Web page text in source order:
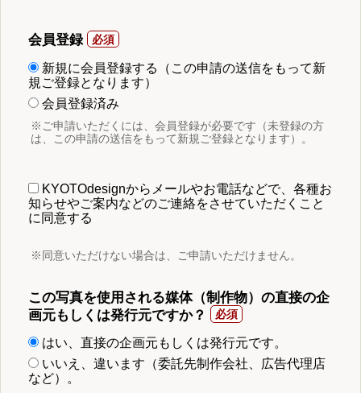
会員登録
新規に会員登録する（この申請の送信をもって新
規ご登録となります）
会員登録済み
※ご申請いただくには、会員登録が必要です（未登録の方
は、この申請の送信をもって新規ご登録となります）。
KYOTOdesignからメールやお電話などで、各種お
知らせやご案内などのご連絡をさせていただくこと
に同意する
※同意いただけない場合は、ご申請いただけません。
この写真を使用される媒体（制作物）の直接の企
画元もしくは発行元ですか？
はい、直接の企画元もしくは発行元です。
いいえ、違います（委託先制作会社、広告代理店
など）。